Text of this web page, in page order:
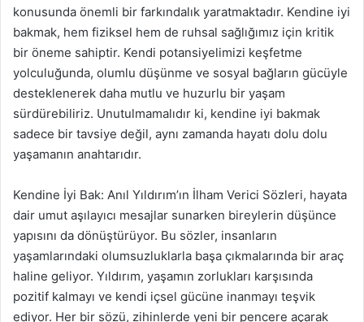
konusunda önemli bir farkındalık yaratmaktadır. Kendine iyi
bakmak, hem fiziksel hem de ruhsal sağlığımız için kritik
bir öneme sahiptir. Kendi potansiyelimizi keşfetme
yolculuğunda, olumlu düşünme ve sosyal bağların gücüyle
desteklenerek daha mutlu ve huzurlu bir yaşam
sürdürebiliriz. Unutulmamalıdır ki, kendine iyi bakmak
sadece bir tavsiye değil, aynı zamanda hayatı dolu dolu
yaşamanın anahtarıdır.
Kendine İyi Bak: Anıl Yıldırım’ın İlham Verici Sözleri, hayata
dair umut aşılayıcı mesajlar sunarken bireylerin düşünce
yapısını da dönüştürüyor. Bu sözler, insanların
yaşamlarındaki olumsuzluklarla başa çıkmalarında bir araç
haline geliyor. Yıldırım, yaşamın zorlukları karşısında
pozitif kalmayı ve kendi içsel gücüne inanmayı teşvik
ediyor. Her bir sözü, zihinlerde yeni bir pencere açarak